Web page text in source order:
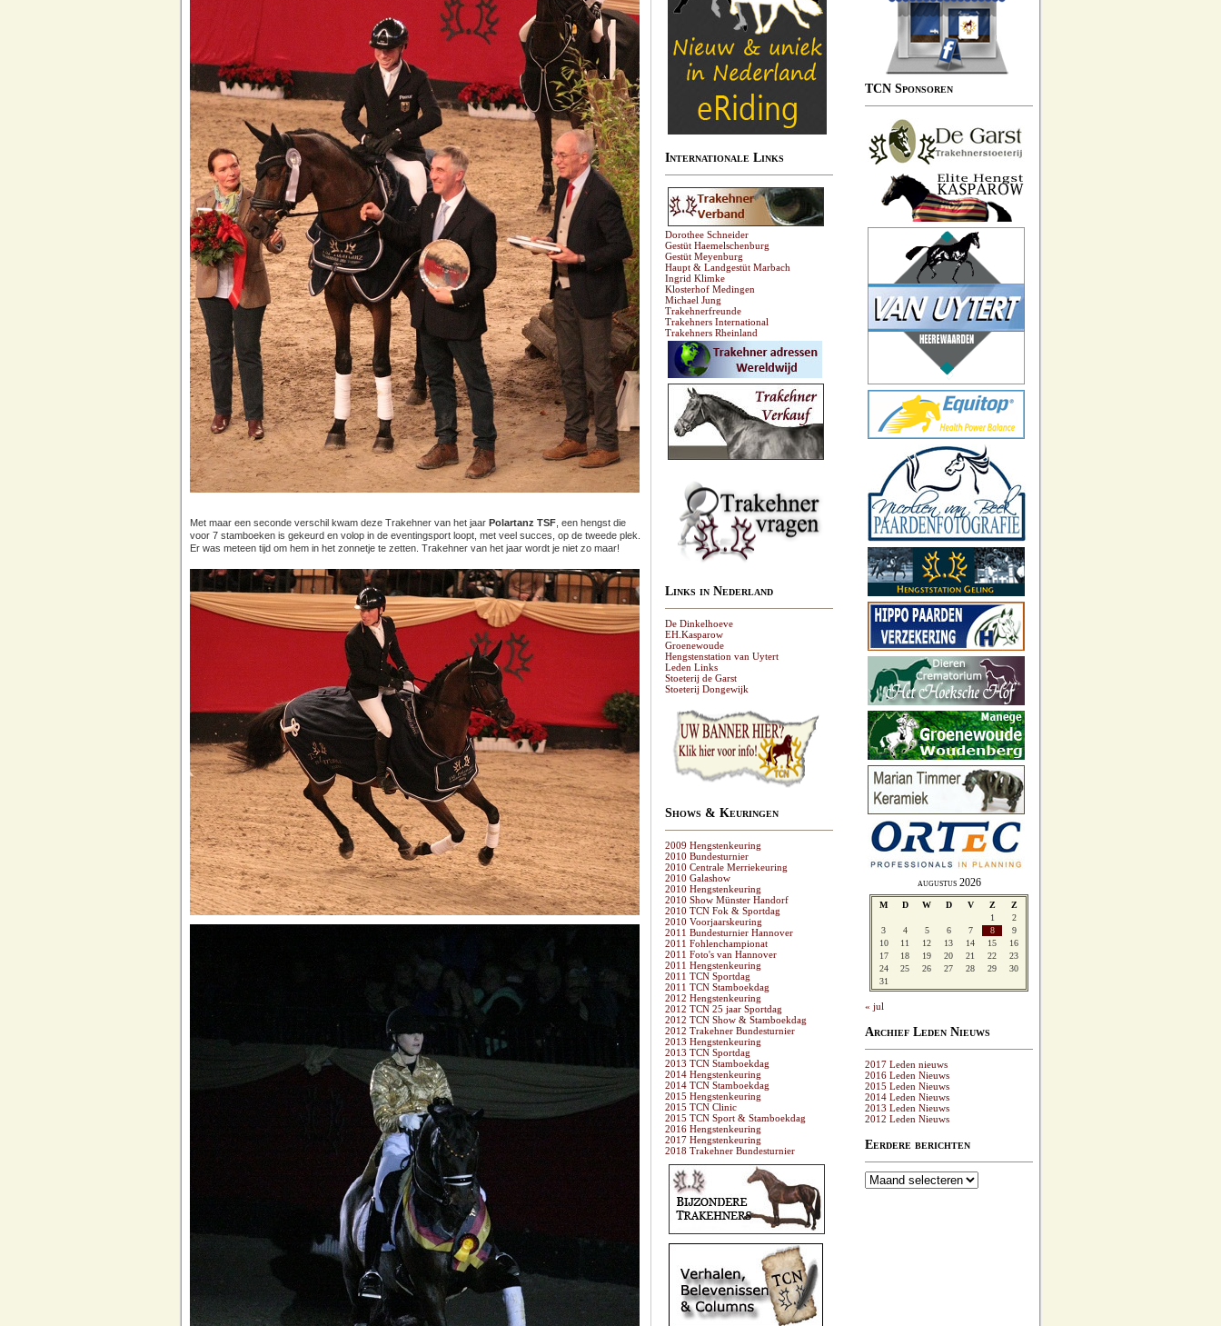
Met maar een seconde verschil kwam deze Trakehner van het jaar Polartanz TSF , een hengst die
voor 7 stamboeken is gekeurd en volop in de eventingsport loopt, met veel succes, op de tweede plek.
Er was meteen tijd om hem in het zonnetje te zetten. Trakehner van het jaar wordt je niet zo maar!
Internationale Links
Dorothee Schneider
Gestüt Haemelschenburg
Gestüt Meyenburg
Haupt & Landgestüt Marbach
Ingrid Klimke
Klosterhof Medingen
Michael Jung
Trakehnerfreunde
Trakehners International
Trakehners Rheinland
Links in Nederland
De Dinkelhoeve
EH.Kasparow
Groenewoude
Hengstenstation van Uytert
Leden Links
Stoeterij de Garst
Stoeterij Dongewijk
Shows & Keuringen
2009 Hengstenkeuring
2010 Bundesturnier
2010 Centrale Merriekeuring
2010 Galashow
2010 Hengstenkeuring
2010 Show Münster Handorf
2010 TCN Fok & Sportdag
2010 Voorjaarskeuring
2011 Bundesturnier Hannover
2011 Fohlenchampionat
2011 Foto's van Hannover
2011 Hengstenkeuring
2011 TCN Sportdag
2011 TCN Stamboekdag
2012 Hengstenkeuring
2012 TCN 25 jaar Sportdag
2012 TCN Show & Stamboekdag
2012 Trakehner Bundesturnier
2013 Hengstenkeuring
2013 TCN Sportdag
2013 TCN Stamboekdag
2014 Hengstenkeuring
2014 TCN Stamboekdag
2015 Hengstenkeuring
2015 TCN Clinic
2015 TCN Sport & Stamboekdag
2016 Hengstenkeuring
2017 Hengstenkeuring
2018 Trakehner Bundesturnier
TCN Sponsoren
augustus 2026
M D W D V Z
Z
1
2
3
4 5 6 7 8
9
10
11 12 13 14 15
16
17
18 19 20 21 22
23
24
25 26 27 28 29
30
31
« jul
Archief Leden Nieuws
2017 Leden nieuws
2016 Leden Nieuws
2015 Leden Nieuws
2014 Leden Nieuws
2013 Leden Nieuws
2012 Leden Nieuws
Eerdere berichten
Eerdere
berichten